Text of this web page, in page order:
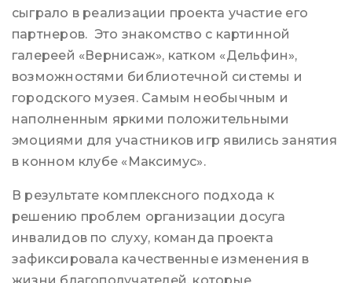
сыграло в реализации проекта участие его
партнеров. Это знакомство с картинной
галереей «Вернисаж», катком «Дельфин»,
возможностями библиотечной системы и
городского музея. Самым необычным и
наполненным яркими положительными
эмоциями для участников игр явились занятия
в конном клубе «Максимус».
В результате комплексного подхода к
решению проблем организации досуга
инвалидов по слуху, команда проекта
зафиксировала качественные изменения в